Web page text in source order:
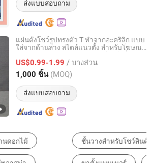
ส่งแบบสอบถาม
แผ่นตั้งโชว์รูปทรงตัว T ทำจากอะคริลิก แบบ
ใส่จากด้านล่าง สไตล์แนวตั้ง สำหรับโฆษณา
กรอบรูป ห้องเรียน
US$0.99-1.99 / บางส่วน
1,000 ชิ้น (MOQ)
ส่งแบบสอบถาม
Industry & Trade Co., Ltd.
อัตราจาก 2021
นค้า ธงและแบนเนอร์